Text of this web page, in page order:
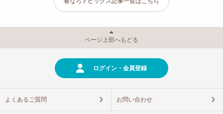
ページ上部へもどる
ログイン・会員登録
よくあるご質問 お問い合わせ